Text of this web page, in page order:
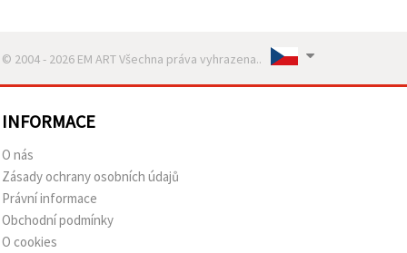
© 2004 - 2026 EM ART Všechna práva vyhrazena..
INFORMACE
O nás
Zásady ochrany osobních údajů
Právní informace
Obchodní podmínky
O cookies